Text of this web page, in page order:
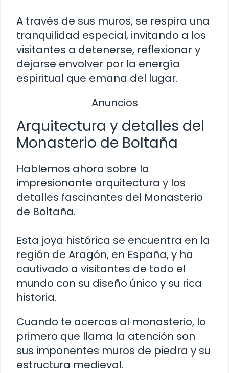
A través de sus muros, se respira una
tranquilidad especial, invitando a los
visitantes a detenerse, reflexionar y
dejarse envolver por la energía
espiritual que emana del lugar.
Anuncios
Arquitectura y detalles del
Monasterio de Boltaña
Hablemos ahora sobre la
impresionante arquitectura y los
detalles fascinantes del Monasterio
de Boltaña.
Esta joya histórica se encuentra en la
región de Aragón, en España, y ha
cautivado a visitantes de todo el
mundo con su diseño único y su rica
historia.
Cuando te acercas al monasterio, lo
primero que llama la atención son
sus imponentes muros de piedra y su
estructura medieval.